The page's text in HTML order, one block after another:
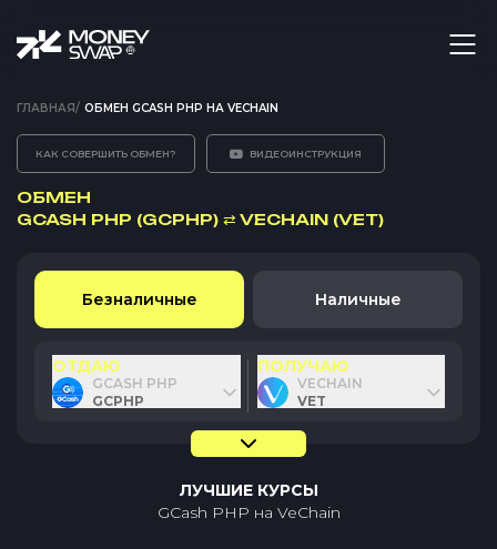
ГЛАВНАЯ/ ОБМЕН GCASH PHP НА VECHAIN
КАК СОВЕРШИТЬ ОБМЕН? ВИДЕОИНСТРУКЦИЯ
ОБМЕН
GCASH PHP (GCPHP) ⇄ VECHAIN (VET)
Безналичные Наличные
ОТДАЮ
GCASH PHP
GCPHP
ПОЛУЧАЮ
VECHAIN
VET
ЛУЧШИЕ КУРСЫ
GCash PHP на VeChain